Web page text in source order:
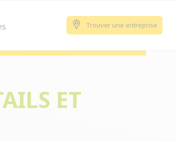
Trouver une entreprise
ET